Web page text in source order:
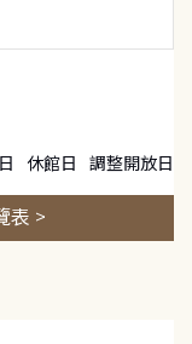
休館日 調整開放日
表 >